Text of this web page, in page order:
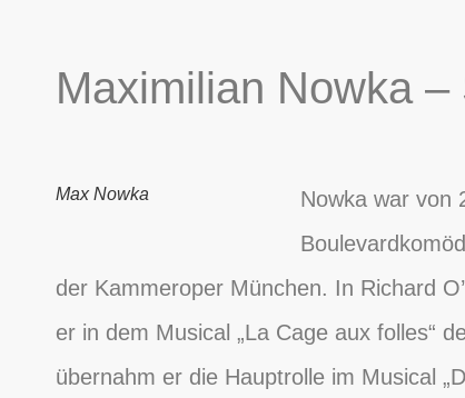
Maximilian Nowka
Max Nowka
Nowka war von
der Kammeroper München. In Richard
er in dem Musical „La Cage aux folles“
übernahm er die Hauptrolle im Musical